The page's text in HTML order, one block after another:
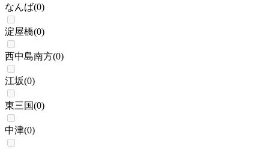
なんば(0)
淀屋橋(0)
西中島南方(0)
江坂(0)
東三国(0)
中津(0)